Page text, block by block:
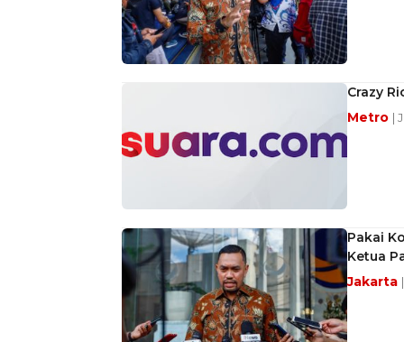
Crazy
Metro |
Pakai
Ketua
Jakarta